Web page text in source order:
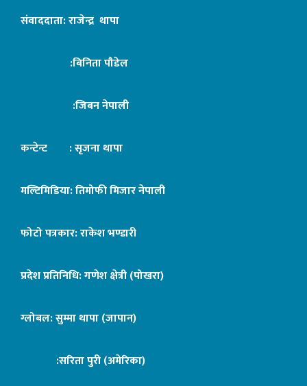
संवाददाता: राजेन्द्र थापा
:बिनिता पौडेल
:जिबन नेपाली
कन्टेन्ट : सृजना थापा
मल्टिमिडिया: तिमोफी मिजार नेपाली
फोटो पत्रकार: राकेश भण्डारी
प्रदेश प्रतिनिधि: गणेश क्षेत्री (पोखरा)
ग्लोबल: सुम्मा थापा (जापान)
:सरिता पुरी (अमेरिका)